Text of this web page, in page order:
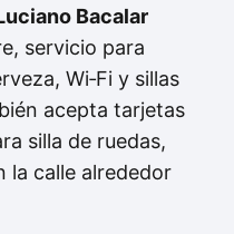
Bacalar
servicio para
Wi‑Fi y sillas
acepta tarjetas
silla de ruedas,
la calle alrededor